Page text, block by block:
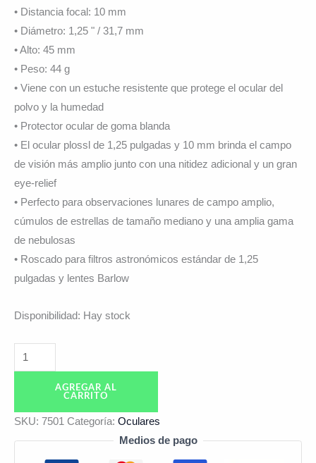
• Distancia focal: 10 mm
• Diámetro: 1,25 " / 31,7 mm
• Alto: 45 mm
• Peso: 44 g
• Viene con un estuche resistente que protege el ocular del
polvo y la humedad
• Protector ocular de goma blanda
• El ocular plossl de 1,25 pulgadas y 10 mm brinda el campo
de visión más amplio junto con una nitidez adicional y un gran
eye-relief
• Perfecto para observaciones lunares de campo amplio,
cúmulos de estrellas de tamaño mediano y una amplia gama
de nebulosas
• Roscado para filtros astronómicos estándar de 1,25
pulgadas y lentes Barlow
Disponibilidad: Hay stock
AGREGAR AL
CARRITO
SKU: 7501 Categoría: Oculares
Medios de pago